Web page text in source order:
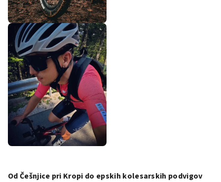
Od Češnjice pri Kropi do epskih kolesarskih podvigov